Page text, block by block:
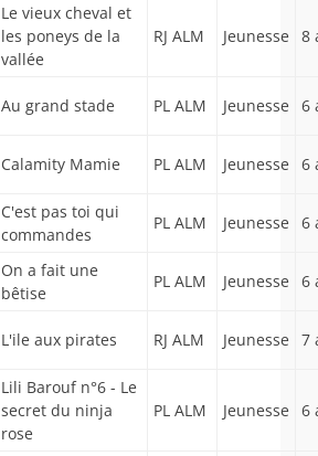
Le vieux cheval et
les poneys de la
vallée
RJ ALM Jeunesse 8
Au grand stade PL ALM Jeunesse 6
Calamity Mamie PL ALM Jeunesse 6
C'est pas toi qui
commandes
PL ALM Jeunesse 6
On a fait une
bêtise
PL ALM Jeunesse 6
L'ile aux pirates RJ ALM Jeunesse 7
Lili Barouf n°6 - Le
secret du ninja
rose
PL ALM Jeunesse 6